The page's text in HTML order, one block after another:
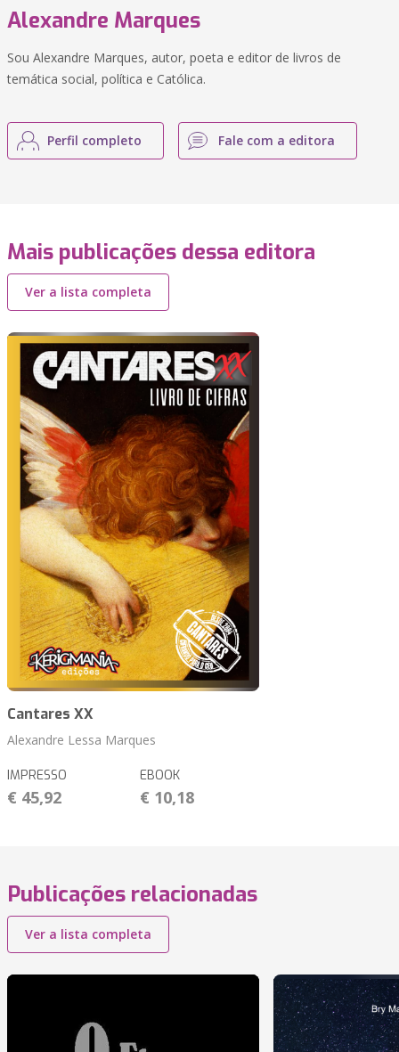
Alexandre Marques
Sou Alexandre Marques, autor, poeta e editor de livros de
temática social, política e Católica.
Perfil completo Fale com a editora
Mais publicações dessa editora
Ver a lista completa
Cantares XX
Alexandre Lessa Marques
IMPRESSO
€ 45,92
EBOOK
€ 10,18
Publicações relacionadas
Ver a lista completa